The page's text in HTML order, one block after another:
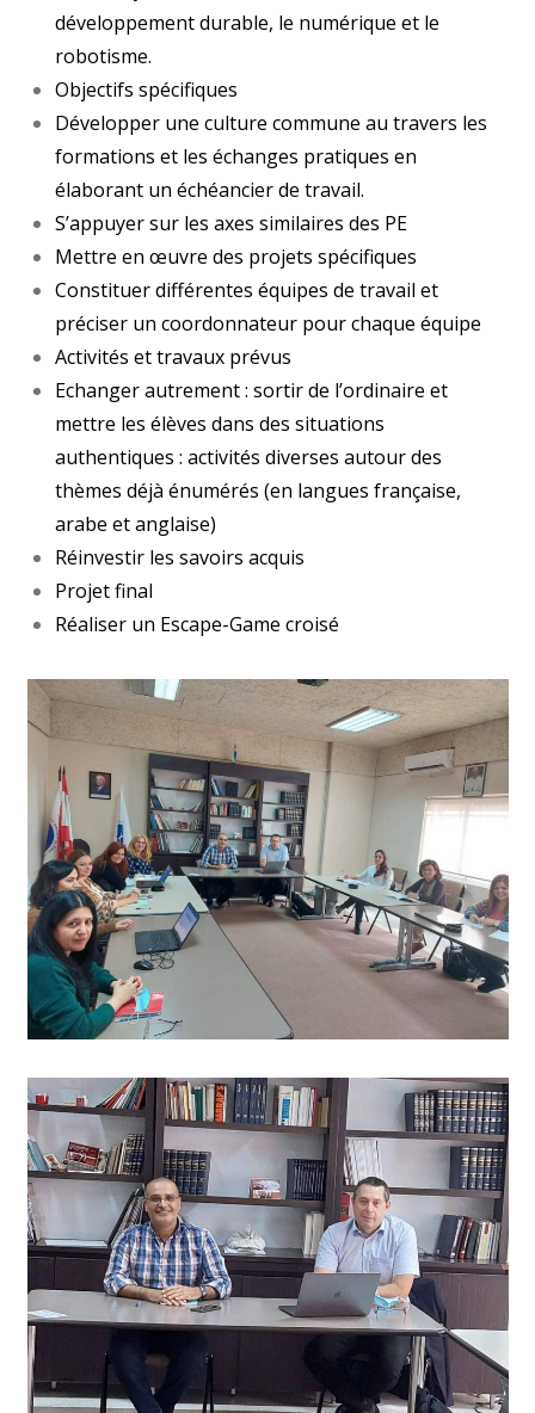
développement durable, le numérique et le
robotisme.
Objectifs spécifiques
Développer une culture commune au travers les
formations et les échanges pratiques en
élaborant un échéancier de travail.
S’appuyer sur les axes similaires des PE
Mettre en œuvre des projets spécifiques
Constituer différentes équipes de travail et
préciser un coordonnateur pour chaque équipe
Activités et travaux prévus
Echanger autrement : sortir de l’ordinaire et
mettre les élèves dans des situations
authentiques : activités diverses autour des
thèmes déjà énumérés (en langues française,
arabe et anglaise)
Réinvestir les savoirs acquis
Projet final
Réaliser un Escape-Game croisé